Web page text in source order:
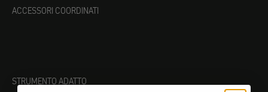
ACCESSORI COORDINATI
STRUMENTO ADATTO